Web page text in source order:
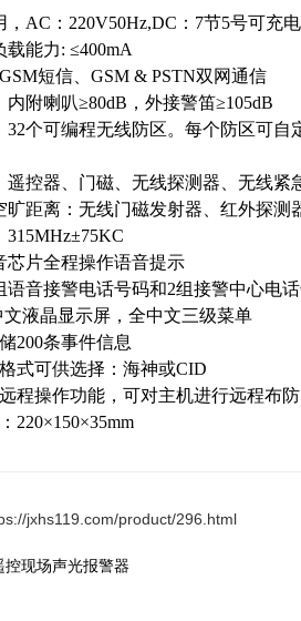
，AC：220V50Hz,DC：7节5号可充
载能力: ≤400mA
短信、GSM & PSTN双网通信
内附喇叭≥80dB，外接警笛≥105dB
32个可编程无线防区。每个防区可
遥控器、门磁、无线探测器、无线紧
旷距离：无线门磁发射器、红外探测
315MHz±75KC
芯片全程操作语音提示
语音接警电话号码和2组接警中心电
文液晶显示屏，全中文三级菜单
200条事件信息
式可供选择：海神或CID
程操作功能，可对主机进行远程布
220×150×35mm
jxhs119.com/product/296.html
控现场声光报警器